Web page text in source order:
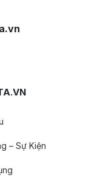
– Sự Kiện